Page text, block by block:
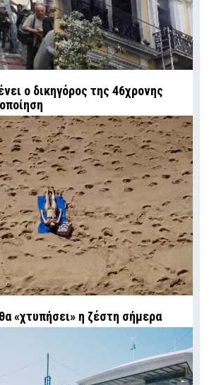
ο δικηγόρος της 46χρονης
«χτυπήσει» η ζέστη σήμερα